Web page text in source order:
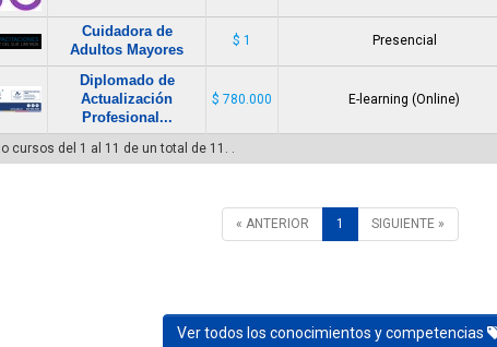
Cuidadora de
Adultos Mayores
$ 1 Presencial
Diplomado de
Actualización
Profesional...
$ 780.000 E-learning (Online)
cursos del 1 al 11 de un total de 11. .
« ANTERIOR 1 SIGUIENTE »
Ver todos los conocimientos y competencias